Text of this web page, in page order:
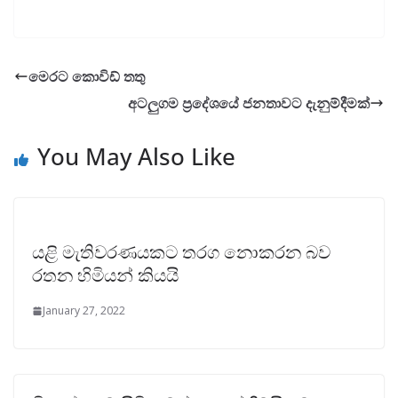
මෙරට කොවිඩ් තතු
අටලුගම ප්‍රදේශයේ ජනතාවට දැනුම්දීමක්
You May Also Like
යළි මැතිවරණයකට තරග නොකරන බව
රතන හිමියන් කියයි
January 27, 2022